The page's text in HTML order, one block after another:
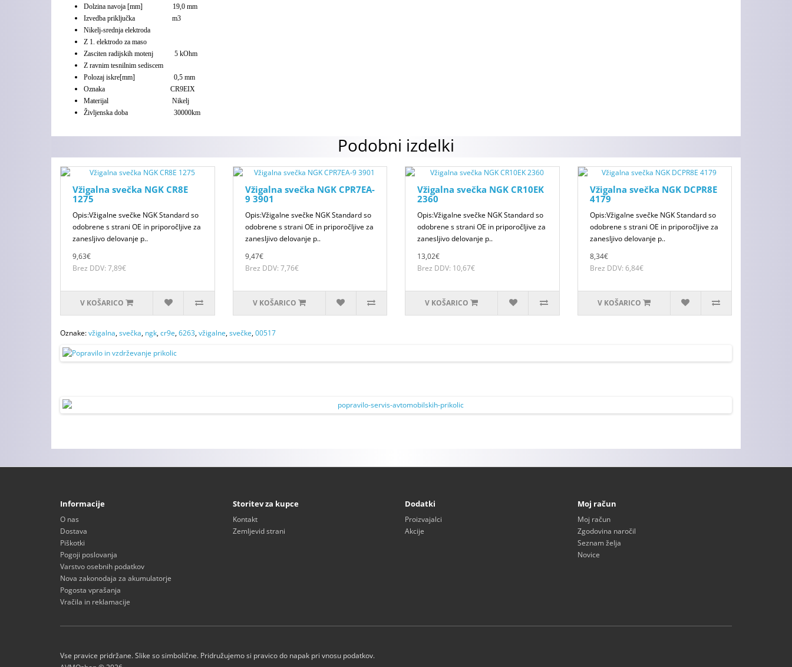
Dolzina navoja [mm] 19,0 mm
Izvedba priključka m3
Nikelj-srednja elektroda
Z 1. elektrodo za maso
Zasciten radijskih motenj 5 kOhm
Z ravnim tesnilnim sediscem
Polozaj iskre[mm] 0,5 mm
Oznaka CR9EIX
Materijal Nikelj
Življenska doba 30000km
Podobni izdelki
Vžigalna svečka NGK CR8E
1275
Opis:Vžigalne svečke NGK Standard so
odobrene s strani OE in priporočljive za
zanesljivo delovanje p..
9,63€
Brez DDV: 7,89€
V KOŠARICO
Vžigalna svečka NGK CPR7EA-
9 3901
Opis:Vžigalne svečke NGK Standard so
odobrene s strani OE in priporočljive za
zanesljivo delovanje p..
9,47€
Brez DDV: 7,76€
V KOŠARICO
Vžigalna svečka NGK CR10EK
2360
Opis:Vžigalne svečke NGK Standard so
odobrene s strani OE in priporočljive za
zanesljivo delovanje p..
13,02€
Brez DDV: 10,67€
V KOŠARICO
Vžigalna svečka NGK DCPR8E
4179
Opis:Vžigalne svečke NGK Standard so
odobrene s strani OE in priporočljive za
zanesljivo delovanje p..
8,34€
Brez DDV: 6,84€
V KOŠARICO
Oznake:vžigalna,svečka, ngk,cr9e,6263,vžigalne,svečke,00517
Informacije
O nas
Dostava
Piškotki
Pogoji poslovanja
Varstvo osebnih podatkov
Nova zakonodaja za akumulatorje
Pogosta vprašanja
Vračila in reklamacije
Storitev za kupce
Kontakt
Zemljevid strani
Dodatki
Proizvajalci
Akcije
Moj račun
Moj račun
Zgodovina naročil
Seznam želja
Novice
Vse pravice pridržane. Slike so simbolične. Pridružujemo si pravico do napak pri vnosu podatkov.